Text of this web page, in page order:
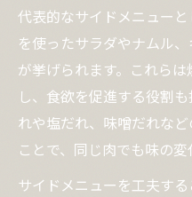
焼肉の人気メニ
焼肉で家族満足
代表的なサイドメニュー
を使ったサラダやナムル
が挙げられます。これら
し、食欲を促進する役割
れや塩だれ、味噌だれな
ことで、同じ肉でも味の変
サイドメニューを工夫す